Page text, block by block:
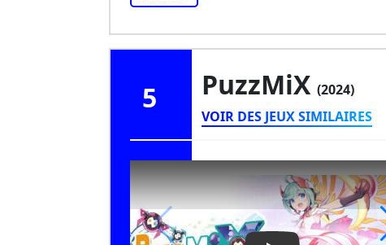
5 PuzzMiX (2024)
VOIR DES JEUX SIMILAIRES